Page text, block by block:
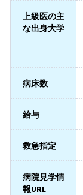
上級医の主
な出身大学
病床数
給与
救急指定
病院見学情
報URL